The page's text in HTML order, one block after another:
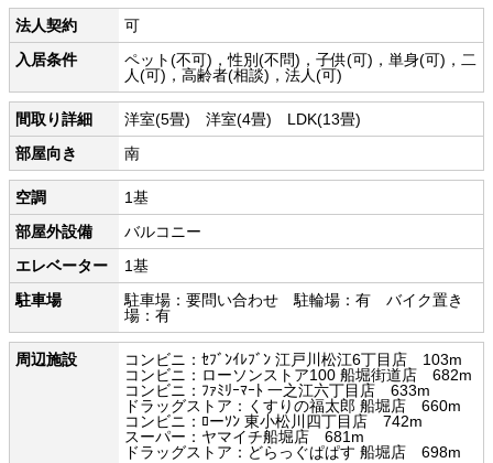
法人契約
可
入居条件
ペット(不可)，性別(不問)，子供(可)，単身(可)，二
人(可)，高齢者(相談)，法人(可)
間取り詳細
洋室(5畳) 洋室(4畳) LDK(13畳)
部屋向き
南
空調
1基
部屋外設備
バルコニー
エレベーター
1基
駐車場
駐車場：要問い合わせ 駐輪場：有 バイク置き
場：有
周辺施設
コンビニ：ｾﾌﾞﾝｲﾚﾌﾞﾝ 江戸川松江6丁目店 103m
コンビニ：ローソンストア100 船堀街道店 682m
コンビニ：ﾌｧﾐﾘｰﾏｰﾄ 一之江六丁目店 633m
ドラッグストア：くすりの福太郎 船堀店 660m
コンビニ：ﾛーｿﾝ 東小松川四丁目店 742m
スーパー：ヤマイチ船堀店 681m
ドラッグストア：どらっぐぱぱす 船堀店 698m